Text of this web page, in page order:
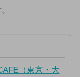
（東京・大